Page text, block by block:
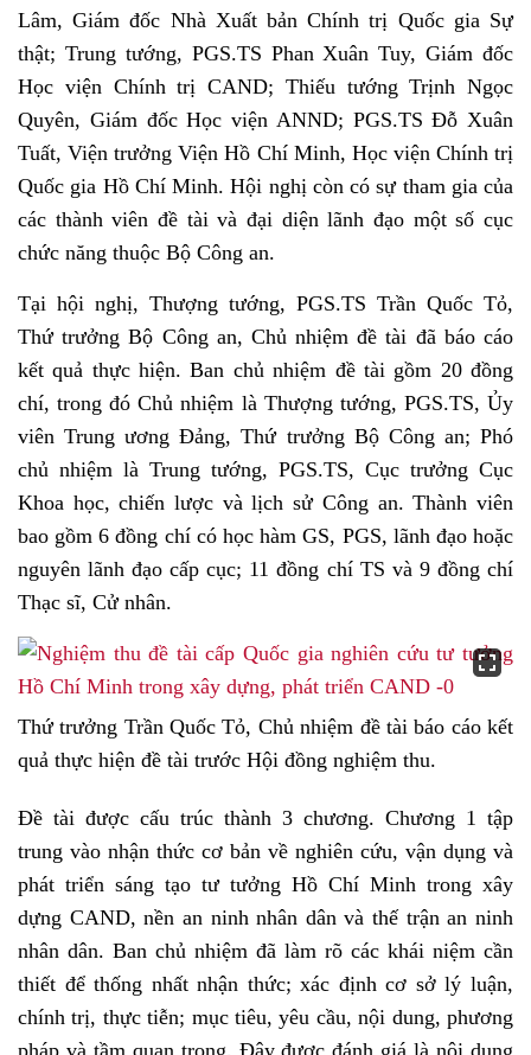
Lâm, Giám đốc Nhà Xuất bản Chính trị Quốc gia Sự
thật; Trung tướng, PGS.TS Phan Xuân Tuy, Giám đốc
Học viện Chính trị CAND; Thiếu tướng Trịnh Ngọc
Quyên, Giám đốc Học viện ANND; PGS.TS Đỗ Xuân
Tuất, Viện trưởng Viện Hồ Chí Minh, Học viện Chính trị
Quốc gia Hồ Chí Minh. Hội nghị còn có sự tham gia của
các thành viên đề tài và đại diện lãnh đạo một số cục
chức năng thuộc Bộ Công an.
Tại hội nghị, Thượng tướng, PGS.TS Trần Quốc Tỏ,
Thứ trưởng Bộ Công an, Chủ nhiệm đề tài đã báo cáo
kết quả thực hiện. Ban chủ nhiệm đề tài gồm 20 đồng
chí, trong đó Chủ nhiệm là Thượng tướng, PGS.TS, Ủy
viên Trung ương Đảng, Thứ trưởng Bộ Công an; Phó
chủ nhiệm là Trung tướng, PGS.TS, Cục trưởng Cục
Khoa học, chiến lược và lịch sử Công an. Thành viên
bao gồm 6 đồng chí có học hàm GS, PGS, lãnh đạo hoặc
nguyên lãnh đạo cấp cục; 11 đồng chí TS và 9 đồng chí
Thạc sĩ, Cử nhân.
Thứ trưởng Trần Quốc Tỏ, Chủ nhiệm đề tài báo cáo kết
quả thực hiện đề tài trước Hội đồng nghiệm thu.
Đề tài được cấu trúc thành 3 chương. Chương 1 tập
trung vào nhận thức cơ bản về nghiên cứu, vận dụng và
phát triển sáng tạo tư tưởng Hồ Chí Minh trong xây
dựng CAND, nền an ninh nhân dân và thế trận an ninh
nhân dân. Ban chủ nhiệm đã làm rõ các khái niệm cần
thiết để thống nhất nhận thức; xác định cơ sở lý luận,
chính trị, thực tiễn; mục tiêu, yêu cầu, nội dung, phương
pháp và tầm quan trọng. Đây được đánh giá là nội dung